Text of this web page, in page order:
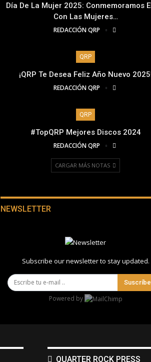
Día De La Mujer 2025: Conmemoramos
Con Las Mujeres…
REDACCIÓN QRP
QRP
¡QRP Te Desea Feliz Año Nuevo
REDACCIÓN QRP
QRP
#TopQRP Mejores Discos 2024
REDACCIÓN QRP
CARGAR MÁS NOTAS
NEWSLETTER
Subscribe our newsletter to stay updated.
Powered by
QUARTER ROCK PRESS